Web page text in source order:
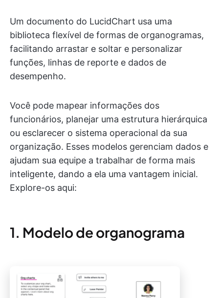
Um documento do LucidChart usa uma
biblioteca flexível de formas de organogramas,
facilitando arrastar e soltar e personalizar
funções, linhas de reporte e dados de
desempenho.
Você pode mapear informações dos
funcionários, planejar uma estrutura hierárquica
ou esclarecer o sistema operacional da sua
organização. Esses modelos gerenciam dados e
ajudam sua equipe a trabalhar de forma mais
inteligente, dando a ela uma vantagem inicial.
Explore-os aqui:
1. Modelo de organograma